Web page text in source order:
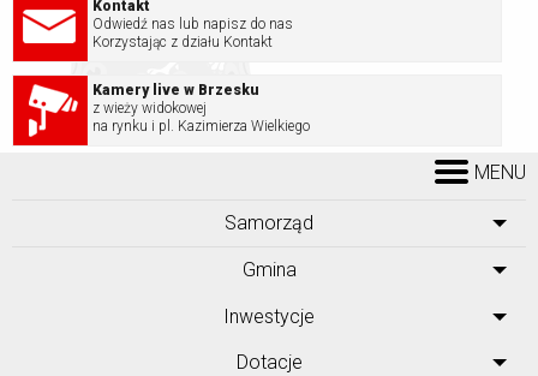
Kontakt
Odwiedź nas lub napisz do nas
Korzystając z działu Kontakt
Kamery live w Brzesku
z wieży widokowej
na rynku i pl. Kazimierza Wielkiego
MENU
Samorząd
Gmina
Inwestycje
Dotacje